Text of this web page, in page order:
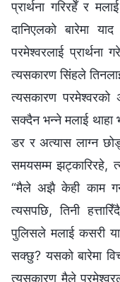
प्रार्थना गरिरहेँ र
दानिएलको बारेमा
परमेश्‍वरलाई
त्यसकारण सिंहले
त्यसकारण परमेश्‍वरको
सक्दैन भन्‍ने मलाई थाहा
डर र अत्यास लाग्‍न
समयसम्म झट्कारिरहे,
“मैले अझै केही काम
त्यसपछि, तिनी
पुलिसले मलाई कसरी
सक्छु? यसको बारेमा
त्यसकारण मैले